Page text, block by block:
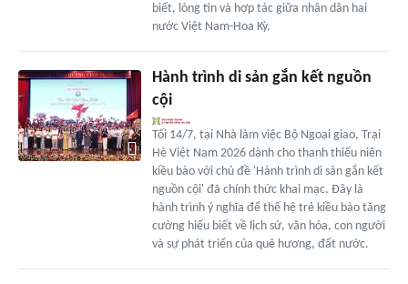
biết, lòng tin và hợp tác giữa nhân dân hai
nước Việt Nam-Hoa Kỳ.
Hành trình di sản gắn kết nguồn
cội
Tối 14/7, tại Nhà làm việc Bộ Ngoại giao, Trại
Hè Việt Nam 2026 dành cho thanh thiếu niên
kiều bào với chủ đề 'Hành trình di sản gắn kết
nguồn cội' đã chính thức khai mạc. Đây là
hành trình ý nghĩa để thế hệ trẻ kiều bào tăng
cường hiểu biết về lịch sử, văn hóa, con người
và sự phát triển của quê hương, đất nước.